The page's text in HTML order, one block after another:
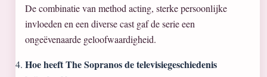
De combinatie van method acting, sterke persoonlijke
invloeden en een diverse cast gaf de serie een
ongeëvenaarde geloofwaardigheid.
Hoe heeft The Sopranos de televisiegeschiedenis